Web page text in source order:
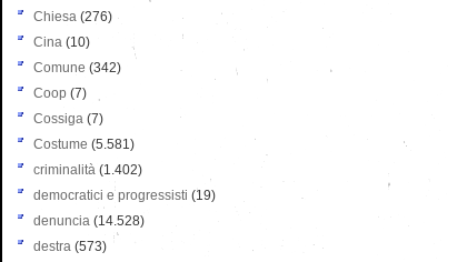
Chiesa (276)
Cina (10)
Comune (342)
Coop (7)
Cossiga (7)
Costume (5.581)
criminalità (1.402)
democratici e progressisti (19)
denuncia (14.528)
destra (573)